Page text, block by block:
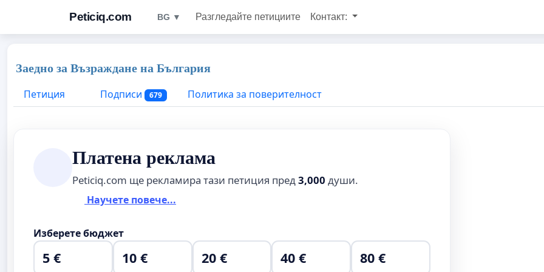
Peticiq.com BG ▼ Разгледайте петициите Контакт:
Заедно за Възраждане на България
Петиция
Подписи 679 Политика за поверителност
Платена реклама
Peticiq.com ще рекламира тази петиция пред 3,000 души.
Научете повече...
Изберете бюджет
5 € 10 € 20 € 40 € 80 €